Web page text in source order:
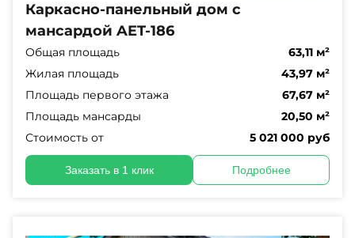
Каркасно-панельный дом с
мансардой AET-186
Общая площадь
63,11 м²
Жилая площадь
43,97 м²
Площадь первого этажа
67,67 м²
Площадь мансарды
20,50 м²
Стоимость от
5 021 000 руб
Заказать в 1 клик Подробнее